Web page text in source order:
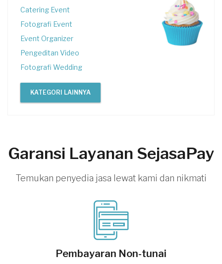
Catering Event
Fotografi Event
Event Organizer
Pengeditan Video
Fotografi Wedding
KATEGORI LAINNYA
Garansi Layanan SejasaPay
Temukan penyedia jasa lewat kami dan nikmati
Pembayaran Non-tunai